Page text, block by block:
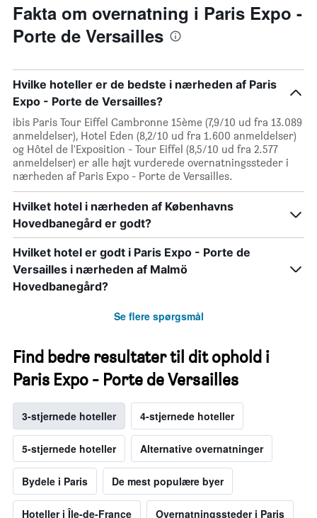
Fakta om overnatning i Paris Expo -
Porte de Versailles
Hvilke hoteller er de bedste i nærheden af Paris
Expo - Porte de Versailles?
ibis Paris Tour Eiffel Cambronne 15ème (7,9/10 ud fra 13.089
anmeldelser), Hotel Eden (8,2/10 ud fra 1.600 anmeldelser)
og Hôtel de l'Exposition - Tour Eiffel (8,5/10 ud fra 2.577
anmeldelser) er alle højt vurderede overnatningssteder i
nærheden af Paris Expo - Porte de Versailles.
Hvilket hotel i nærheden af Københavns
Hovedbanegård er godt?
Hvilket hotel er godt i Paris Expo - Porte de
Versailles i nærheden af Malmö
Hovedbanegård?
Se flere spørgsmål
Find bedre resultater til dit ophold i
Paris Expo - Porte de Versailles
3-stjernede hoteller 4-stjernede hoteller
5-stjernede hoteller Alternative overnatninger
Bydele i Paris De mest populære byer
Hoteller i Île-de-France Overnatningssteder i Paris